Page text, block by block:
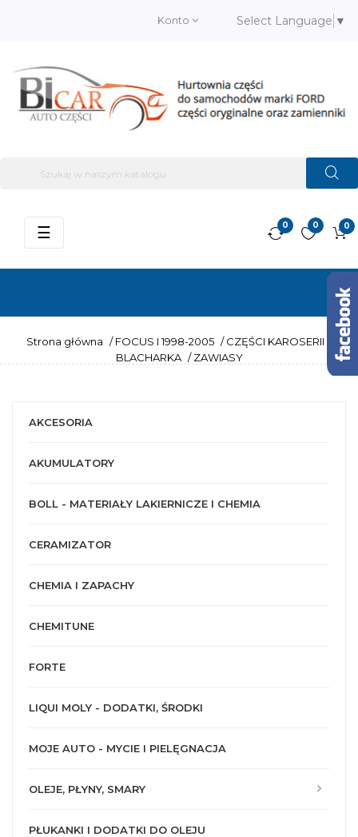
Konto Select Language ▼
0
0
0
Przełącz
☰
Strona główna / FOCUS I 1998-2005 / CZĘŚCI KAROSERII –
BLACHARKA / ZAWIASY
AKCESORIA
AKUMULATORY
BOLL - MATERIAŁY LAKIERNICZE I CHEMIA
CERAMIZATOR
CHEMIA I ZAPACHY
CHEMITUNE
FORTE
LIQUI MOLY - DODATKI, ŚRODKI
MOJE AUTO - MYCIE I PIELĘGNACJA
OLEJE, PŁYNY, SMARY
PŁUKANKI I DODATKI DO OLEJU